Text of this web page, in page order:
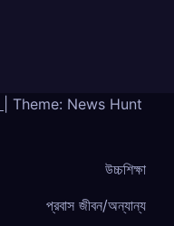
Theme: News Hunt
উচ্চশিক্ষা
প্রবাস জীবন/অন্যান্য